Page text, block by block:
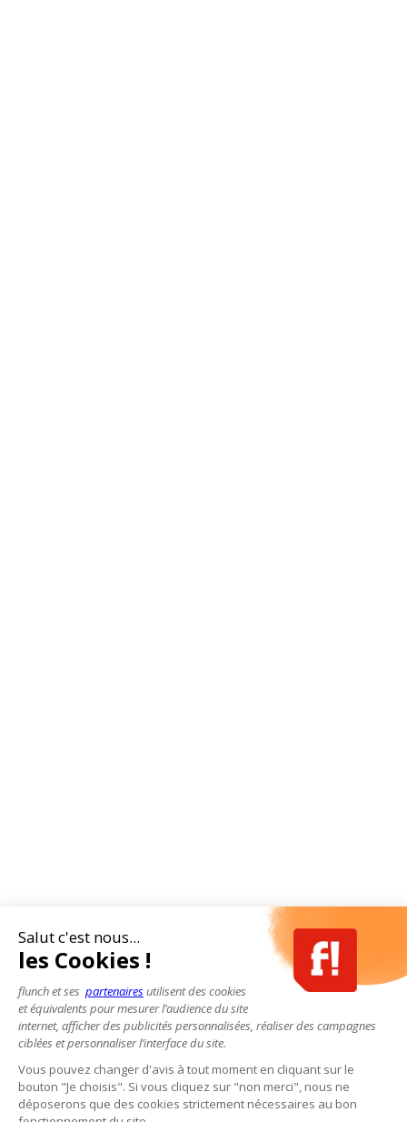
Salut c'est nous...
les Cookies !
flunch et ses partenairesutilisent des cookies
et équivalents pour mesurer l’audience du site
internet, afficher des publicités personnalisées, réaliser des campagnes
ciblées et personnaliser l’interface du site.
Vous pouvez changer d'avis à tout moment en cliquant sur le
bouton "Je choisis". Si vous cliquez sur "non merci", nous ne
déposerons que des cookies strictement nécessaires au bon